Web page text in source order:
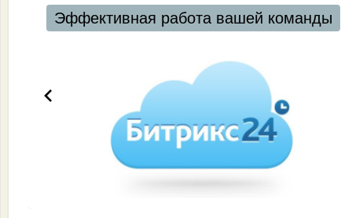
Автоматизация ресторанов и кафе